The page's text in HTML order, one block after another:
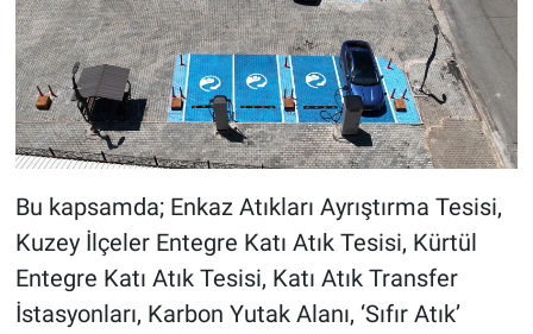
Bu kapsamda; Enkaz Atıkları Ayrıştırma Tesisi,
Kuzey İlçeler Entegre Katı Atık Tesisi, Kürtül
Entegre Katı Atık Tesisi, Katı Atık Transfer
İstasyonları, Karbon Yutak Alanı, ‘Sıfır Atık’